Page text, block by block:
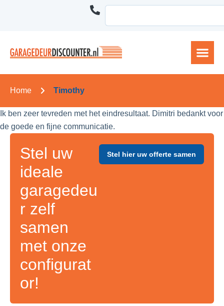
Home Timothy
Ik ben zeer tevreden met het eindresultaat. Dimitri bedankt voor
de goede en fijne communicatie.
Stel uw
ideale
garagedeu
r zelf
samen
met onze
configurat
or!
Stel hier uw offerte samen